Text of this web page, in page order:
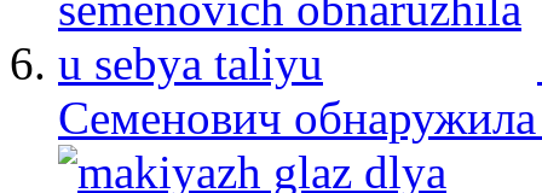
Семенович